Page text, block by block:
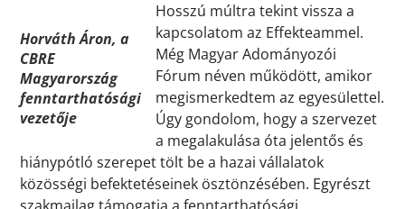
Horváth Áron, a
CBRE
Magyarország
fenntarthatósági
vezetője
Hosszú múltra tekint vissza a
kapcsolatom az Effekteammel.
Még Magyar Adományozói
Fórum néven működött, amikor
megismerkedtem az egyesülettel.
Úgy gondolom, hogy a szervezet
a megalakulása óta jelentős és
hiánypótló szerepet tölt be a hazai vállalatok
közösségi befektetéseinek ösztönzésében. Egyrészt